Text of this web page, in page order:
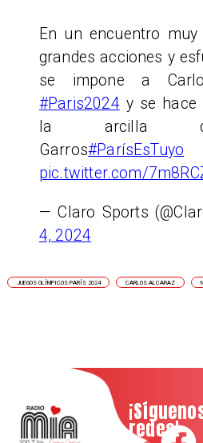
En un encuentro
grandes acciones y
se impone a
#Paris2024y se hace
la arcilla
Garros#ParísEsTuyo
pic.twitter.com/
— Claro Sports
4, 2024
JUEGOS OLÍMPICOS PARÍS 2024 CARLOS ALCARAZ
redes!